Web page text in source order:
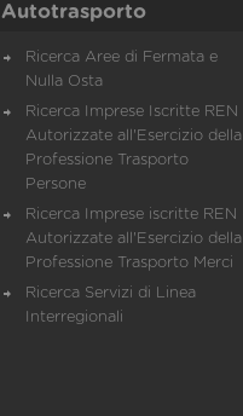
Autotrasporto
Ricerca Aree di Fermata e
Nulla Osta
Ricerca Imprese Iscritte REN
Autorizzate all'Esercizio della
Professione Trasporto
Persone
Ricerca Imprese iscritte REN
Autorizzate all'Esercizio della
Professione Trasporto Merci
Ricerca Servizi di Linea
Interregionali